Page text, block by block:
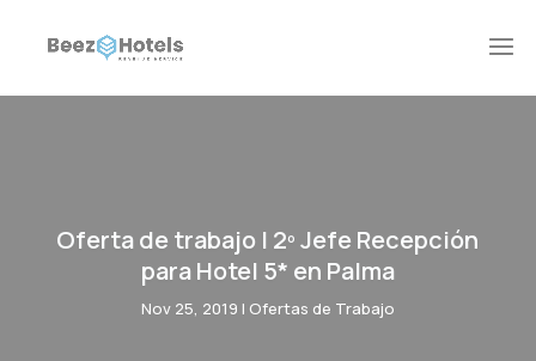
Oferta de trabajo | 2º Jefe Recepción
para Hotel 5* en Palma
Nov 25, 2019 | Ofertas de Trabajo